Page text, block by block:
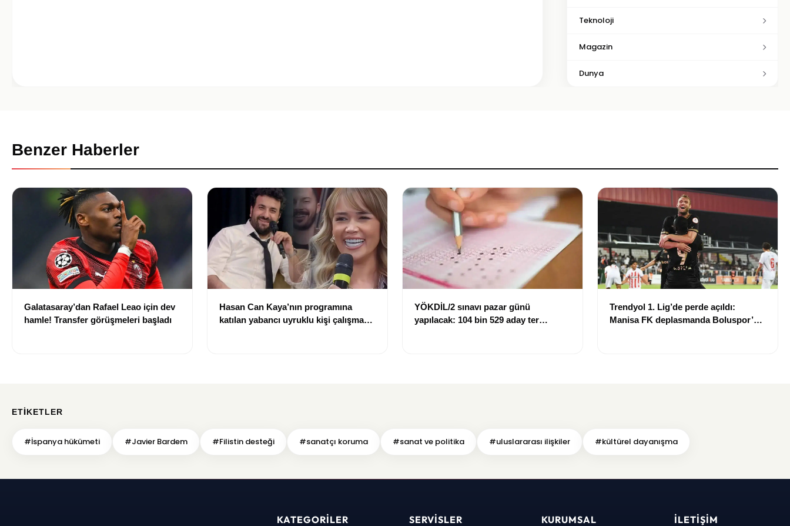
Teknoloji
Magazin
Dunya
Benzer Haberler
Galatasaray’dan Rafael Leao için dev
hamle! Transfer görüşmeleri başladı
Hasan Can Kaya’nın programına
katılan yabancı uyruklu kişi çalışma
YÖKDİL/2 sınavı pazar günü
yapılacak: 104 bin 529 aday ter
Trendyol 1. Lig’de perde açıldı:
Manisa FK deplasmanda Boluspor’u
ETIKETLER
#İspanya hükümeti #Javier Bardem #Filistin desteği #sanatçı koruma #sanat ve politika #uluslararası ilişkiler #kültürel dayanışma
KATEGORILER SERVISLER KURUMSAL İLETIŞIM